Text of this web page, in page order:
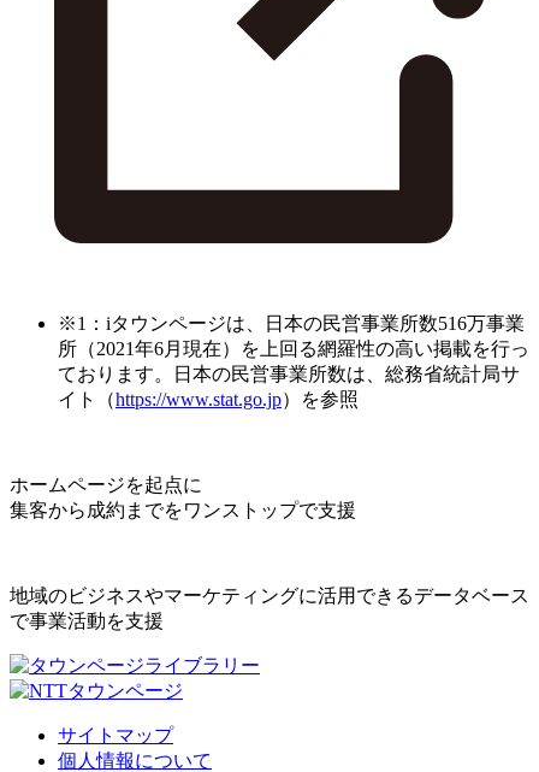
※1：iタウンページは、日本の民営事業所数516万事業
所（2021年6月現在）を上回る網羅性の高い掲載を行っ
ております。日本の民営事業所数は、総務省統計局サ
イト（https://www.stat.go.jp）を参照
ホームページを起点に
集客から成約までをワンストップで支援
地域のビジネスやマーケティングに活用できるデータベース
で事業活動を支援
サイトマップ
個人情報について